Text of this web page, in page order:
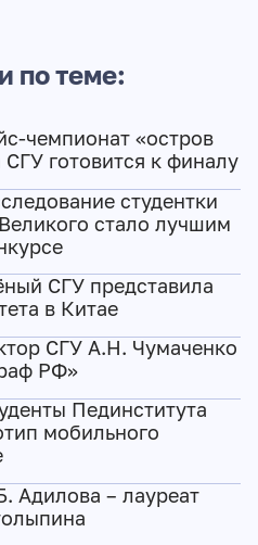
по теме:
чемпионат «остров
готовится к финалу
студентки
стало лучшим
СГУ представила
в Китае
СГУ А.Н. Чумаченко
РФ»
Пединститута
мобильного
Адилова – лауреат